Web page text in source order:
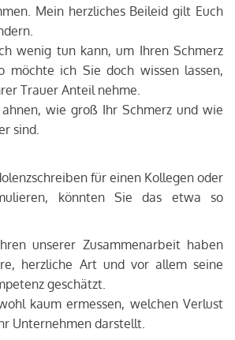
Mein herzliches Beileid gilt Euch
wenig tun kann, um Ihren Schmerz
möchte ich Sie doch wissen lassen,
Trauer Anteil nehme.
wie groß Ihr Schmerz und wie
sind.
für einen Kollegen oder
könnten Sie das etwa so
unserer Zusammenarbeit haben
herzliche Art und vor allem seine
geschätzt.
kaum ermessen, welchen Verlust
Unternehmen darstellt.